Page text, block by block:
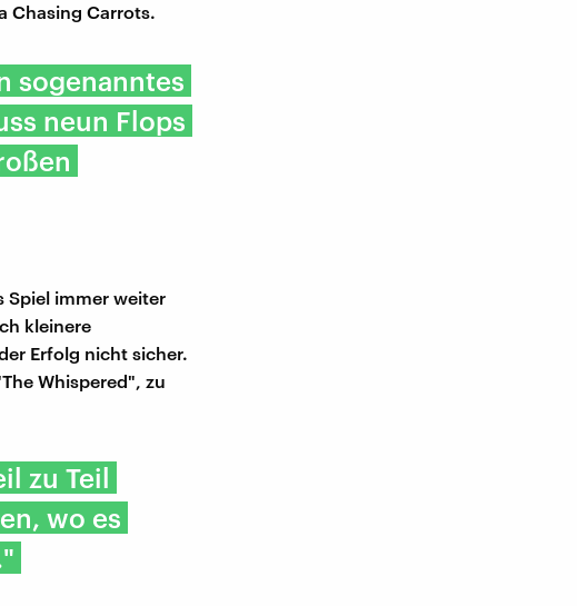
Chasing Carrots.
sogenanntes
neun Flops
Spiel immer weiter
kleinere
Erfolg nicht sicher.
Whispered", zu
zu Teil
wo es